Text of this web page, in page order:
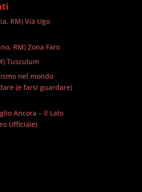
RM) Via Ugo
RM) Zona Faro
Tusculum
nel mondo
(e farsi guardare)
Ancora – Il Lato
Ufficiale)